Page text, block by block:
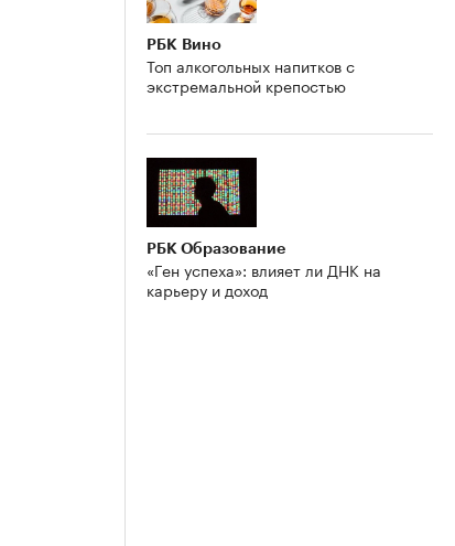
РБК Вино
Топ алкогольных напитков с
экстремальной крепостью
РБК Образование
«Ген успеха»: влияет ли ДНК на
карьеру и доход